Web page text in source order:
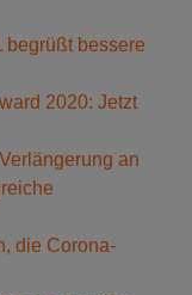
begrüßt bessere
2020: Jetzt
an
die Corona-